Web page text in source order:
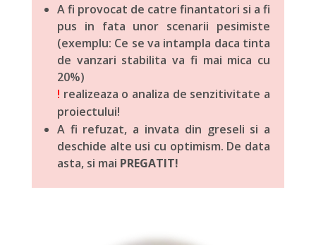
A fi provocat de catre finantatori si a fi
pus in fata unor scenarii pesimiste
(exemplu: Ce se va intampla daca tinta
de vanzari stabilita va fi mai mica cu
20%)
! realizeaza o analiza de senzitivitate a
proiectului!
A fi refuzat, a invata din greseli si a
deschide alte usi cu optimism. De data
asta, si mai PREGATIT!